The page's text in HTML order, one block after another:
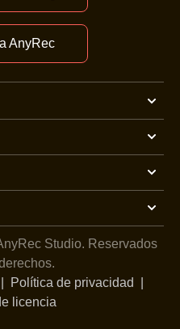
AnyRec
Studio. Reservados
Política de privacidad
licencia